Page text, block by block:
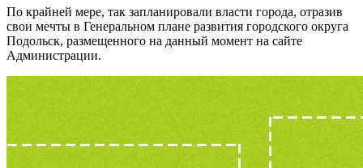
По крайней мере, так запланировали власти города, отразив
свои мечты в Генеральном плане развития городского округа
Подольск, размещенного на данный момент на сайте
Администрации.